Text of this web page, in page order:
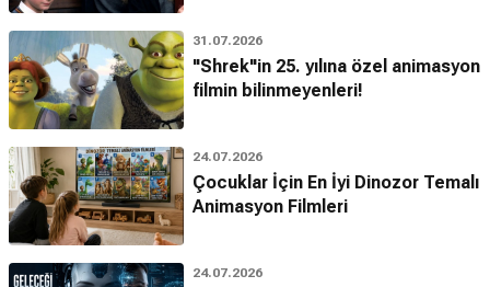
31.07.2026
"Shrek"in 25. yılına özel animasyon
filmin bilinmeyenleri!
24.07.2026
Çocuklar İçin En İyi Dinozor Temalı
Animasyon Filmleri
24.07.2026